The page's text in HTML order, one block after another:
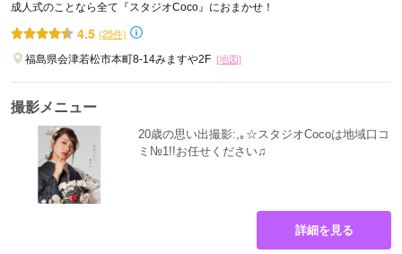
成人式のことなら全て『スタジオCoco』におまかせ！
4.5 (25件)
福島県会津若松市本町8-14みますや2F [地図]
撮影メニュー
20歳の思い出撮影:,｡☆スタジオCocoは地域口コ
ミ№1!!お任せください♫
詳細を見る